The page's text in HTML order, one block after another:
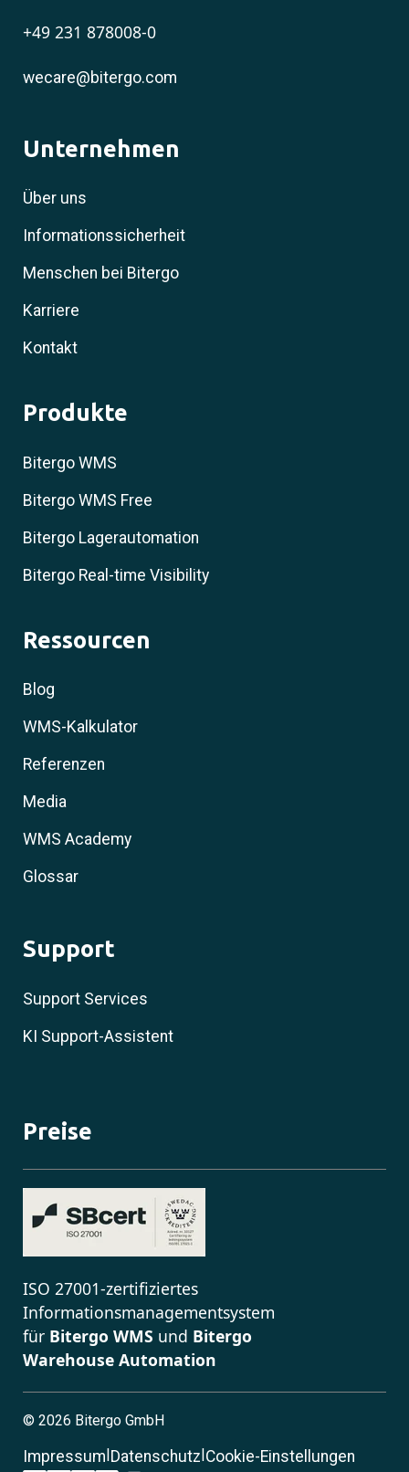
+49 231 878008-0
wecare@bitergo.com
Unternehmen
Über uns
Informationssicherheit
Menschen bei Bitergo
Karriere
Kontakt
Produkte
Bitergo WMS
Bitergo WMS Free
Bitergo Lagerautomation
Bitergo Real-time Visibility
Ressourcen
Blog
WMS-Kalkulator
Referenzen
Media
WMS Academy
Glossar
Support
Support Services
KI Support-Assistent
Preise
ISO 27001-zertifiziertes
Informationsmanagementsystem
für Bitergo WMS und Bitergo
Warehouse Automation
© 2026 Bitergo GmbH
Impressum|Datenschutz|Cookie-Einstellungen